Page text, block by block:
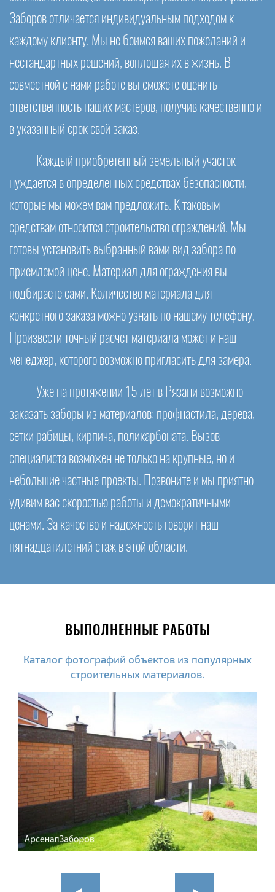
Заборов отличается индивидуальным подходом к
каждому клиенту. Мы не боимся ваших пожеланий и
нестандартных решений, воплощая их в жизнь. В
совместной с нами работе вы сможете оценить
ответственность наших мастеров, получив качественно и
в указанный срок свой заказ.
Каждый приобретенный земельный участок
нуждается в определенных средствах безопасности,
которые мы можем вам предложить. К таковым
средствам относится строительство ограждений. Мы
готовы установить выбранный вами вид забора по
приемлемой цене. Материал для ограждения вы
подбираете сами. Количество материала для
конкретного заказа можно узнать по нашему телефону.
Произвести точный расчет материала может и наш
менеджер, которого возможно пригласить для замера.
Уже на протяжении 15 лет в Рязани возможно
заказать заборы из материалов: профнастила, дерева,
сетки рабицы, кирпича, поликарбоната. Вызов
специалиста возможен не только на крупные, но и
небольшие частные проекты. Позвоните и мы приятно
удивим вас скоростью работы и демократичными
ценами. За качество и надежность говорит наш
пятнадцатилетний стаж в этой области.
ВЫПОЛНЕННЫЕ РАБОТЫ
Каталог фотографий объектов из популярных
строительных материалов.